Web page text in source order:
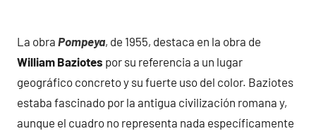
La obra Pompeya, de 1955, destaca en la obra de
William Baziotes por su referencia a un lugar
geográfico concreto y su fuerte uso del color. Baziotes
estaba fascinado por la antigua civilización romana y,
aunque el cuadro no representa nada específicamente